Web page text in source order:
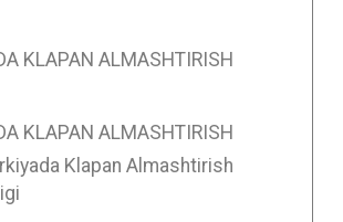
KLAPAN ALMASHTIRISH
KLAPAN ALMASHTIRISH
Klapan Almashtirish